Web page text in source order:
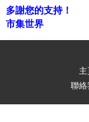
多謝您的支持！
市集世界
聯絡